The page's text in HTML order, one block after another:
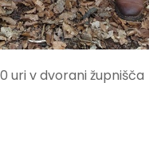
uri v dvorani župnišča